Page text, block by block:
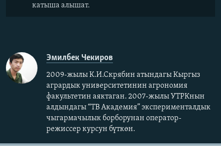
катыша алышат.
Эмилбек Чекиров
2009-жылы К.И.Скрябин атындагы Кыргыз
агрардык университетинин агрономия
факультетин аяктаган. 2007-жылы УТРКнын
алдындагы “ТВ Академия” эксперименталдык
чыгармачылык борборунан оператор-
режиссер курсун бүткөн.